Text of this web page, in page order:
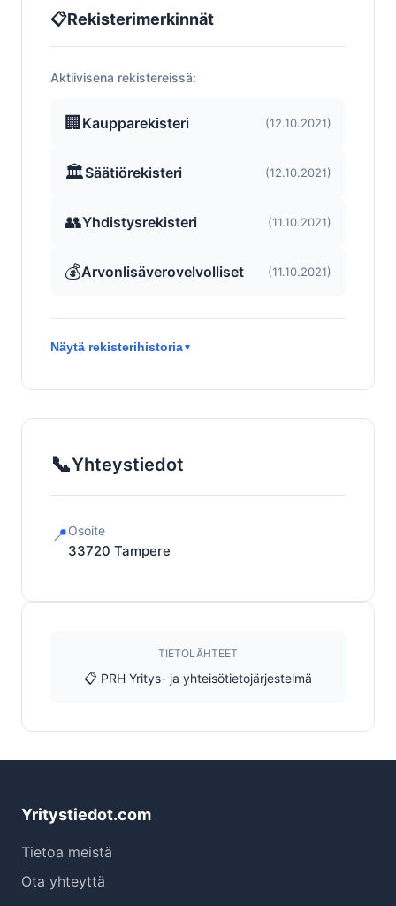
📋Rekisterimerkinnät
Aktiivisena rekistereissä:
🏢 Kaupparekisteri (12.10.2021)
🏛️Säätiörekisteri (12.10.2021)
👥Yhdistysrekisteri (11.10.2021)
💰Arvonlisäverovelvolliset (11.10.2021)
Näytä rekisterihistoria▼
📞Yhteystiedot
📍Osoite
33720 Tampere
TIETOLÄHTEET
📋 PRH Yritys- ja yhteisötietojärjestelmä
Yritystiedot.com
Tietoa meistä
Ota yhteyttä